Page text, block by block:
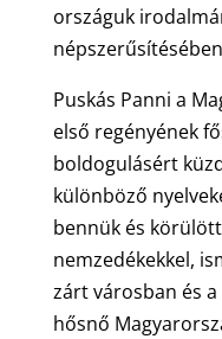
országuk
Puskás Panni a
első regényének
boldogulásért
különböző
bennük és
nemzedékekkel,
zárt városban és
hősnő